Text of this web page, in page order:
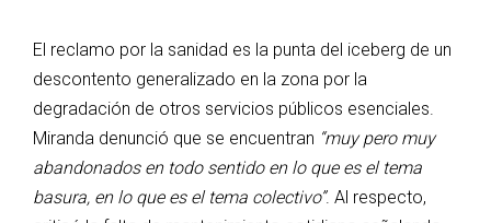
El reclamo por la sanidad es la punta del iceberg de un
descontento generalizado en la zona por la
degradación de otros servicios públicos esenciales.
Miranda denunció que se encuentran “muy pero muy
abandonados en todo sentido en lo que es el tema
basura, en lo que es el tema colectivo”. Al respecto,